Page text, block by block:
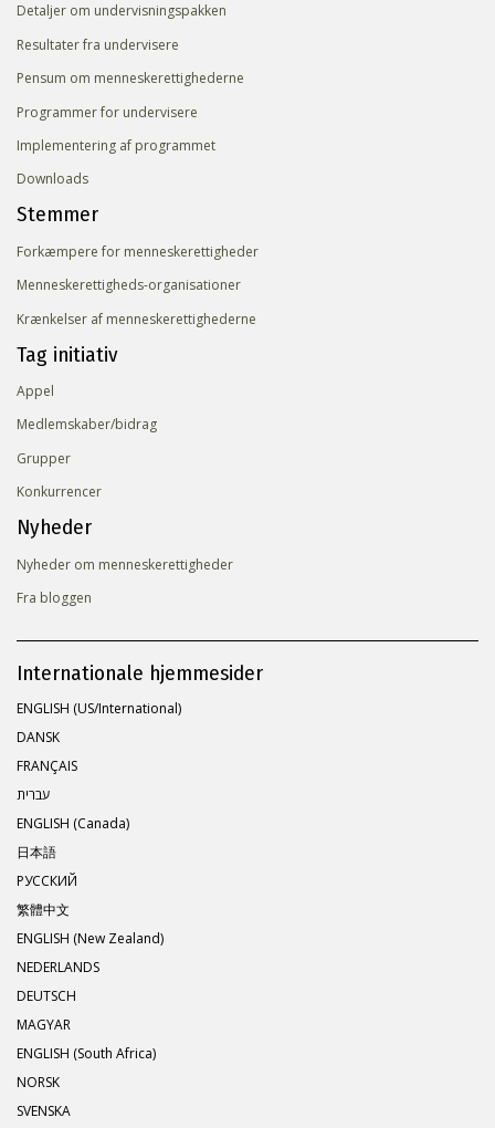
Detaljer om undervisningspakken
Resultater fra undervisere
Pensum om menneskerettighederne
Programmer for undervisere
Implementering af programmet
Downloads
Stemmer
Forkæmpere for menneskerettigheder
Menneskerettigheds-organisationer
Krænkelser af menneskerettighederne
Tag initiativ
Appel
Medlemskaber/bidrag
Grupper
Konkurrencer
Nyheder
Nyheder om menneskerettigheder
Fra bloggen
Internationale hjemmesider
ENGLISH (US/International)
DANSK
FRANÇAIS
עברית
ENGLISH (Canada)
日本語
РУССКИЙ
繁體中文
ENGLISH (New Zealand)
NEDERLANDS
DEUTSCH
MAGYAR
ENGLISH (South Africa)
NORSK
SVENSKA